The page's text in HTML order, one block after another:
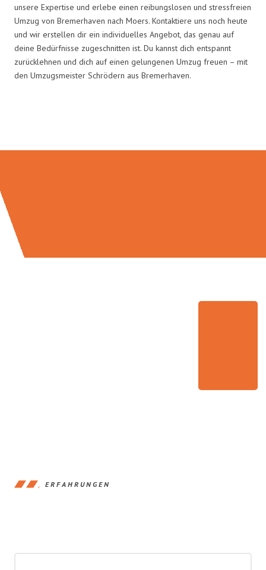
unsere Expertise und erlebe einen reibungslosen und stressfreien
Umzug von Bremerhaven nach Moers. Kontaktiere uns noch heute
und wir erstellen dir ein individuelles Angebot, das genau auf
deine Bedürfnisse zugeschnitten ist. Du kannst dich entspannt
zurücklehnen und dich auf einen gelungenen Umzug freuen – mit
den Umzugsmeister Schrödern aus Bremerhaven.
ERFAHRUNGEN